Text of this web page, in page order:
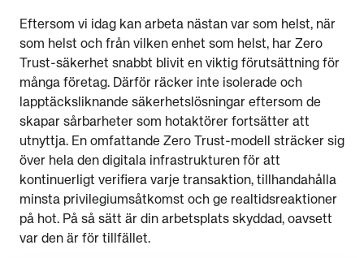
Eftersom vi idag kan arbeta nästan var som helst, när
som helst och från vilken enhet som helst, har Zero
Trust-säkerhet snabbt blivit en viktig förutsättning för
många företag. Därför räcker inte isolerade och
lapptäcksliknande säkerhetslösningar eftersom de
skapar sårbarheter som hotaktörer fortsätter att
utnyttja. En omfattande Zero Trust-modell sträcker sig
över hela den digitala infrastrukturen för att
kontinuerligt verifiera varje transaktion, tillhandahålla
minsta privilegiumsåtkomst och ge realtidsreaktioner
på hot. På så sätt är din arbetsplats skyddad, oavsett
var den är för tillfället.